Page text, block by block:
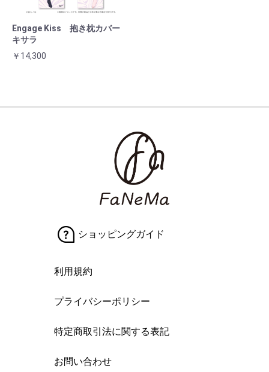
Engage Kiss 抱き枕カバー
キサラ
￥14,300
ショッピングガイド
利用規約
プライバシーポリシー
特定商取引法に関する表記
お問い合わせ